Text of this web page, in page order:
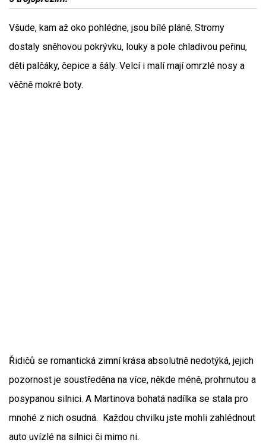
Všude, kam až oko pohlédne, jsou bílé pláně. Stromy
dostaly sněhovou pokrývku, louky a pole chladivou peřinu,
děti palčáky, čepice a šály. Velcí i malí mají omrzlé nosy a
věčně mokré boty.
Řidičů se romantická zimní krása absolutně nedotýká, jejich
pozornost je soustředěna na více, někde méně, prohrnutou a
posypanou silnici. A Martinova bohatá nadílka se stala pro
mnohé z nich osudná. Každou chvilku jste mohli zahlédnout
auto uvízlé na silnici či mimo ni.